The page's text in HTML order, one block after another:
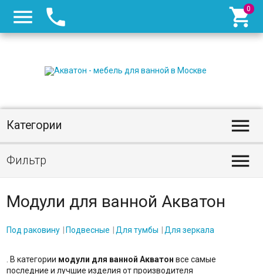
  
Категории 
Фильтр 
Модули для ванной Акватон
Под раковину Подвесные Для тумбы Для зеркала
. В категории модули для ванной Акватон все самые
последние и лучшие изделия от производителя